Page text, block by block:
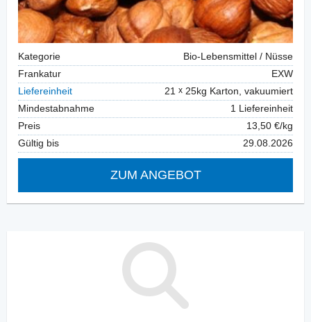
Kategorie
Bio-Lebensmittel / Nüsse
Frankatur
EXW
Liefereinheit
21
25kg Karton, vakuumiert
Mindestabnahme
1 Liefereinheit
Preis
13,50 €/kg
Gültig bis
29.08.2026
ZUM ANGEBOT